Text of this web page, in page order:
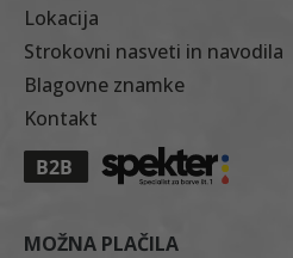
Lokacija
Strokovni nasveti in navodila
Blagovne znamke
Kontakt
MOŽNA PLAČILA